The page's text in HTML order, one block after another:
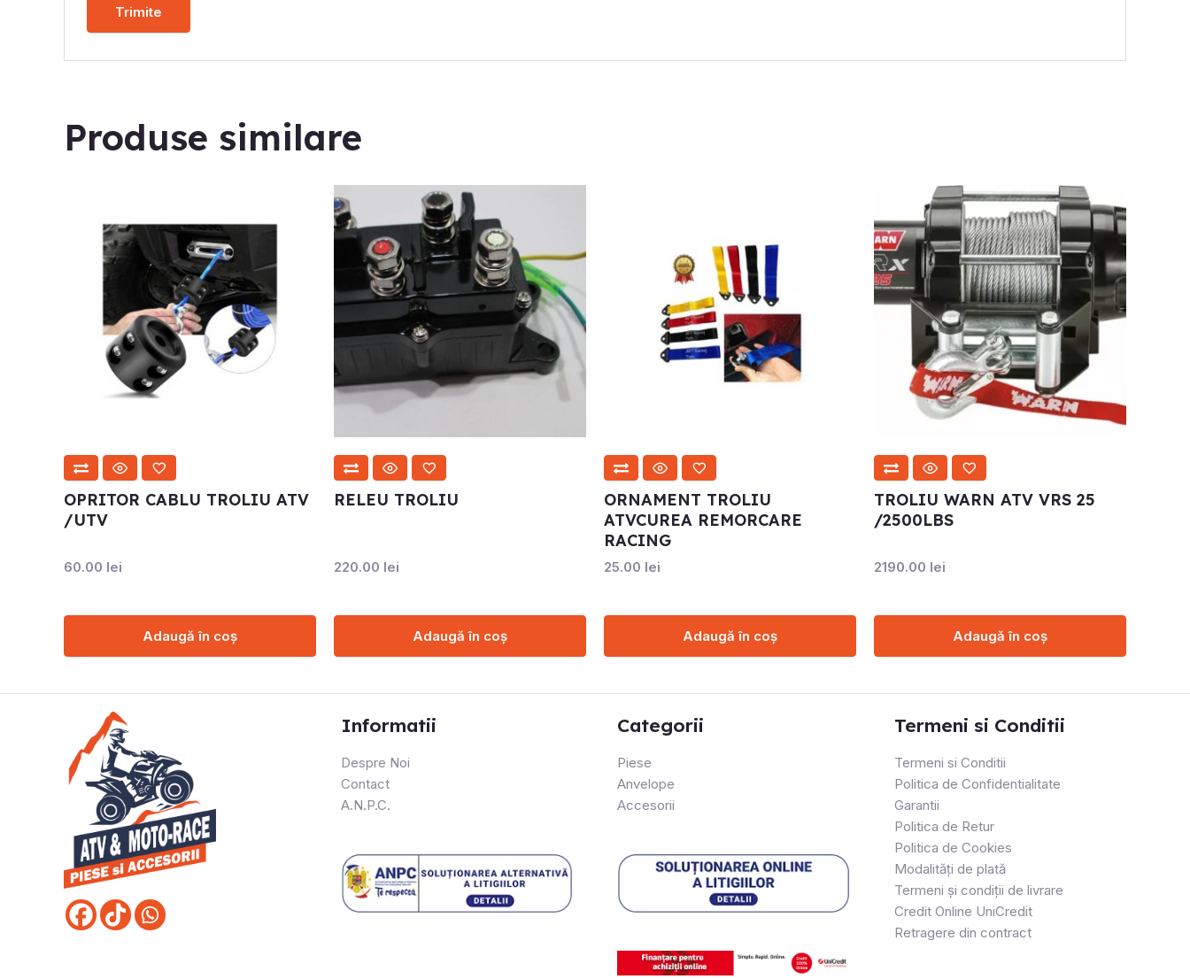
Produse similare
OPRITOR CABLU TROLIU ATV
/UTV
60.00 lei
Adaugă în coș
RELEU TROLIU
220.00 lei
Adaugă în coș
ORNAMENT TROLIU
ATVCUREA REMORCARE
RACING
25.00 lei
Adaugă în coș
TROLIU WARN ATV VRS 25
/2500LBS
2190.00 lei
Adaugă în coș
Informatii
Despre Noi
Contact
A.N.P.C.
Categorii
Piese
Anvelope
Accesorii
Termeni si Conditii
Termeni si Conditii
Politica de Confidentialitate
Garantii
Politica de Retur
Politica de Cookies
Modalități de plată
Termeni și condiții de livrare
Credit Online UniCredit
Retragere din contract